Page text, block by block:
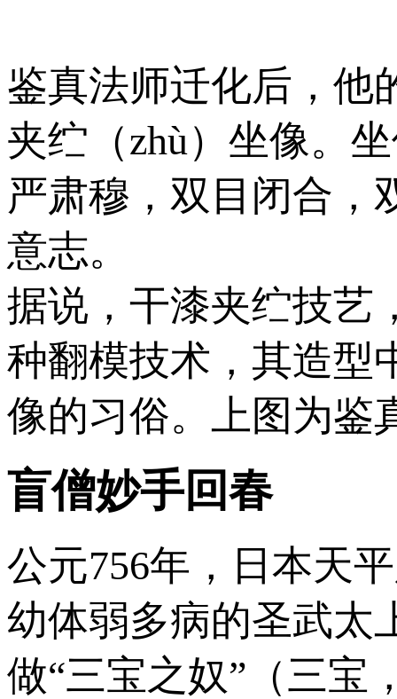
鉴真法师迁化后，他
夹纻（zhù）坐像。
严肃穆，双目闭合，
意志。
据说，干漆夹纻技艺
种翻模技术，其造型
像的习俗。上图为鉴
盲僧妙手回春
公元756年，日本天
幼体弱多病的圣武太
做“三宝之奴”（三宝